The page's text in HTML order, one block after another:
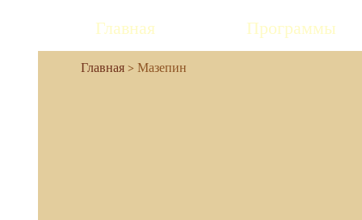
Главная Программы
Мазепин